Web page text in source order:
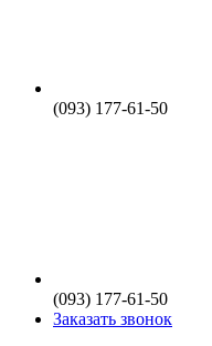
(093) 177-61-50
(093) 177-61-50
Заказать звонок